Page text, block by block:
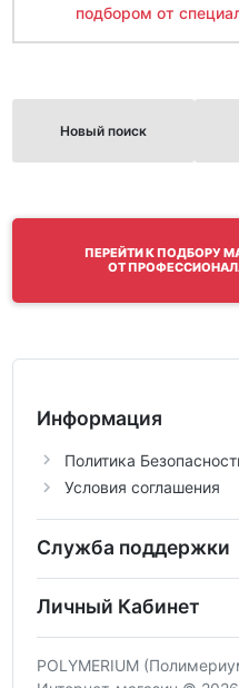
подбором от
Новый поиск
ПЕРЕЙТИ К ПОДБОРУ
ОТ
Информация
Политика
Условия соглашения
Служба поддержки
Личный Кабинет
POLYMERIUM